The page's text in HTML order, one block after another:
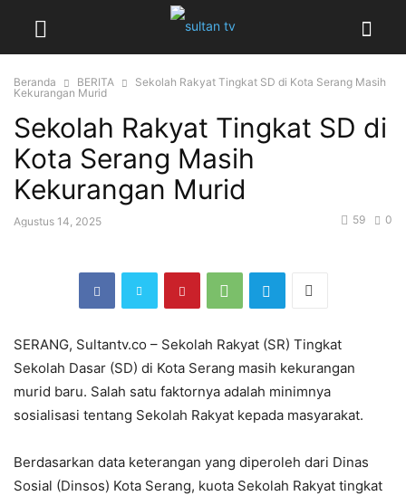
Beranda BERITA
Sekolah Rakyat Tingkat SD di Kota Serang Masih
Kekurangan Murid
Sekolah Rakyat Tingkat SD di
Kota Serang Masih
Kekurangan Murid
Agustus 14, 2025 0
59
SERANG, Sultantv.co – Sekolah Rakyat (SR) Tingkat
Sekolah Dasar (SD) di Kota Serang masih kekurangan
murid baru. Salah satu faktornya adalah minimnya
sosialisasi tentang Sekolah Rakyat kepada masyarakat.
Berdasarkan data keterangan yang diperoleh dari Dinas
Sosial (Dinsos) Kota Serang, kuota Sekolah Rakyat tingkat